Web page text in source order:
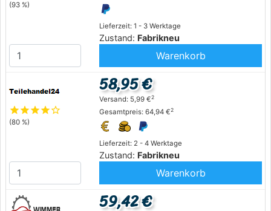
(93 %)
Lieferzeit: 1 - 3 Werktage
Zustand: Fabrikneu
Warenkorb
starstarstarstarstar_outline
(80 %)
Lieferzeit: 2 - 4 Werktage
Zustand: Fabrikneu
58,95 €
Versand: 5,99 €2
Gesamtpreis: 64,94 €2
Warenkorb
59,42 €